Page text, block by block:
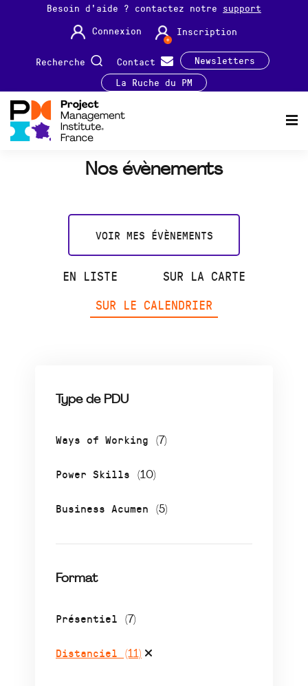
Besoin d'aide ? contactez notre support
Connexion
Inscription
Recherche Contact
Newsletters
La Ruche du PM
Nos évènements
VOIR MES ÉVÈNEMENTS
EN LISTE
SUR LA CARTE
SUR LE CALENDRIER
Type de PDU
Ways of Working (7)
Power Skills (10)
Business Acumen (5)
Format
Présentiel (7)
Distanciel (11)